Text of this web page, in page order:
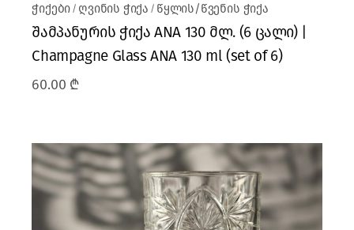
ჭიქები ღვინის ჭიქა წყლის/წვენის ჭიქა
შამპანურის ჭიქა ANA 130 მლ. (6 ცალი) |
Champagne Glass ANA 130 ml (set of 6)
60.00 ₾